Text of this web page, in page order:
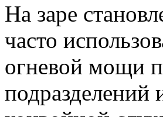
На заре
часто
огневой мощи
подразделений